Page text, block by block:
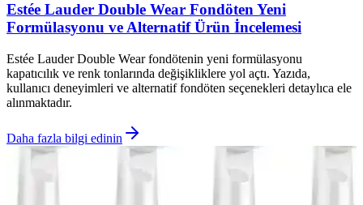
Estée Lauder Double Wear Fondöten Yeni
Formülasyonu ve Alternatif Ürün İncelemesi
Estée Lauder Double Wear fondötenin yeni formülasyonu
kapatıcılık ve renk tonlarında değişikliklere yol açtı. Yazıda,
kullanıcı deneyimleri ve alternatif fondöten seçenekleri detaylıca ele
alınmaktadır.
Daha fazla bilgi edinin